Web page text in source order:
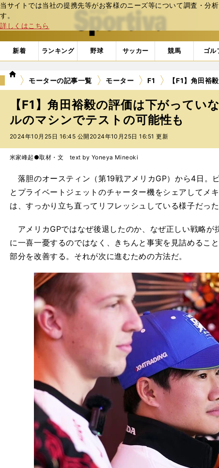
当サイトでは当社の提携先等がお客様のニーズ等について調査・分
す。
詳しくはこちら
web Sportiva (webスポルティーバ)
新着 ランキング 野球 サッカー 競馬 ゴル
we
ル
テ
ィ
ー
バ
モーターの記事一覧 モーター F1 【F1】角田裕
【F1】角田裕毅の評価は下がって
ルのマシンでテストの可能性も
2024年10月25日 16:45 公開 2024年10月25日 16:51 更新
米家峰起●取材・文 text by Yoneya Mineoki
落胆のオースティン（第19戦アメリカGP）から4日。
とプライベートジェットのチャーター機をシェアしてメ
は、すっかり立ち直ってリフレッシュしている様子だった
アメリカGPではなぜ後退したのか、なぜ正しい戦略
に一喜一憂するのではなく、きちんと事実を見詰めるこ
部分を改善する。それが次に進むための方法だ。